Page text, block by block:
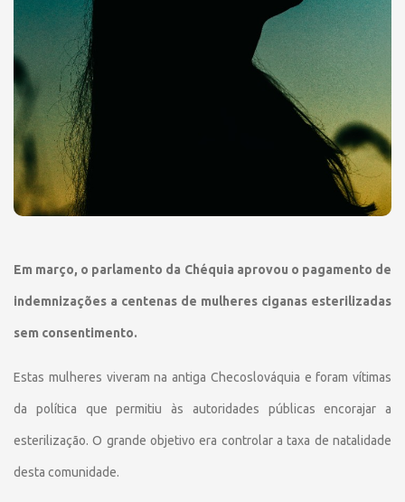
Em março, o parlamento da Chéquia aprovou o pagamento de
indemnizações a centenas de mulheres ciganas esterilizadas
sem consentimento.
Estas mulheres viveram na antiga Checoslováquia e foram vítimas
da política que permitiu às autoridades públicas encorajar a
esterilização. O grande objetivo era controlar a taxa de natalidade
desta comunidade.